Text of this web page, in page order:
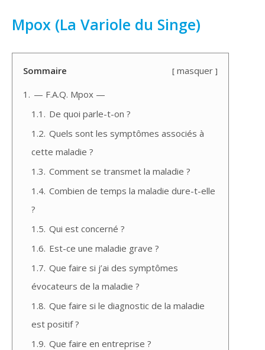
Mpox (La Variole du Singe)
Sommaire
masquer
1. — F.A.Q. Mpox —
1.1. De quoi parle-t-on ?
1.2. Quels sont les symptômes associés à
cette maladie ?
1.3. Comment se transmet la maladie ?
1.4. Combien de temps la maladie dure-t-elle
?
1.5. Qui est concerné ?
1.6. Est-ce une maladie grave ?
1.7. Que faire si j’ai des symptômes
évocateurs de la maladie ?
1.8. Que faire si le diagnostic de la maladie
est positif ?
1.9. Que faire en entreprise ?